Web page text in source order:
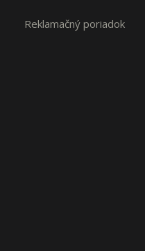
Reklamačný poriadok